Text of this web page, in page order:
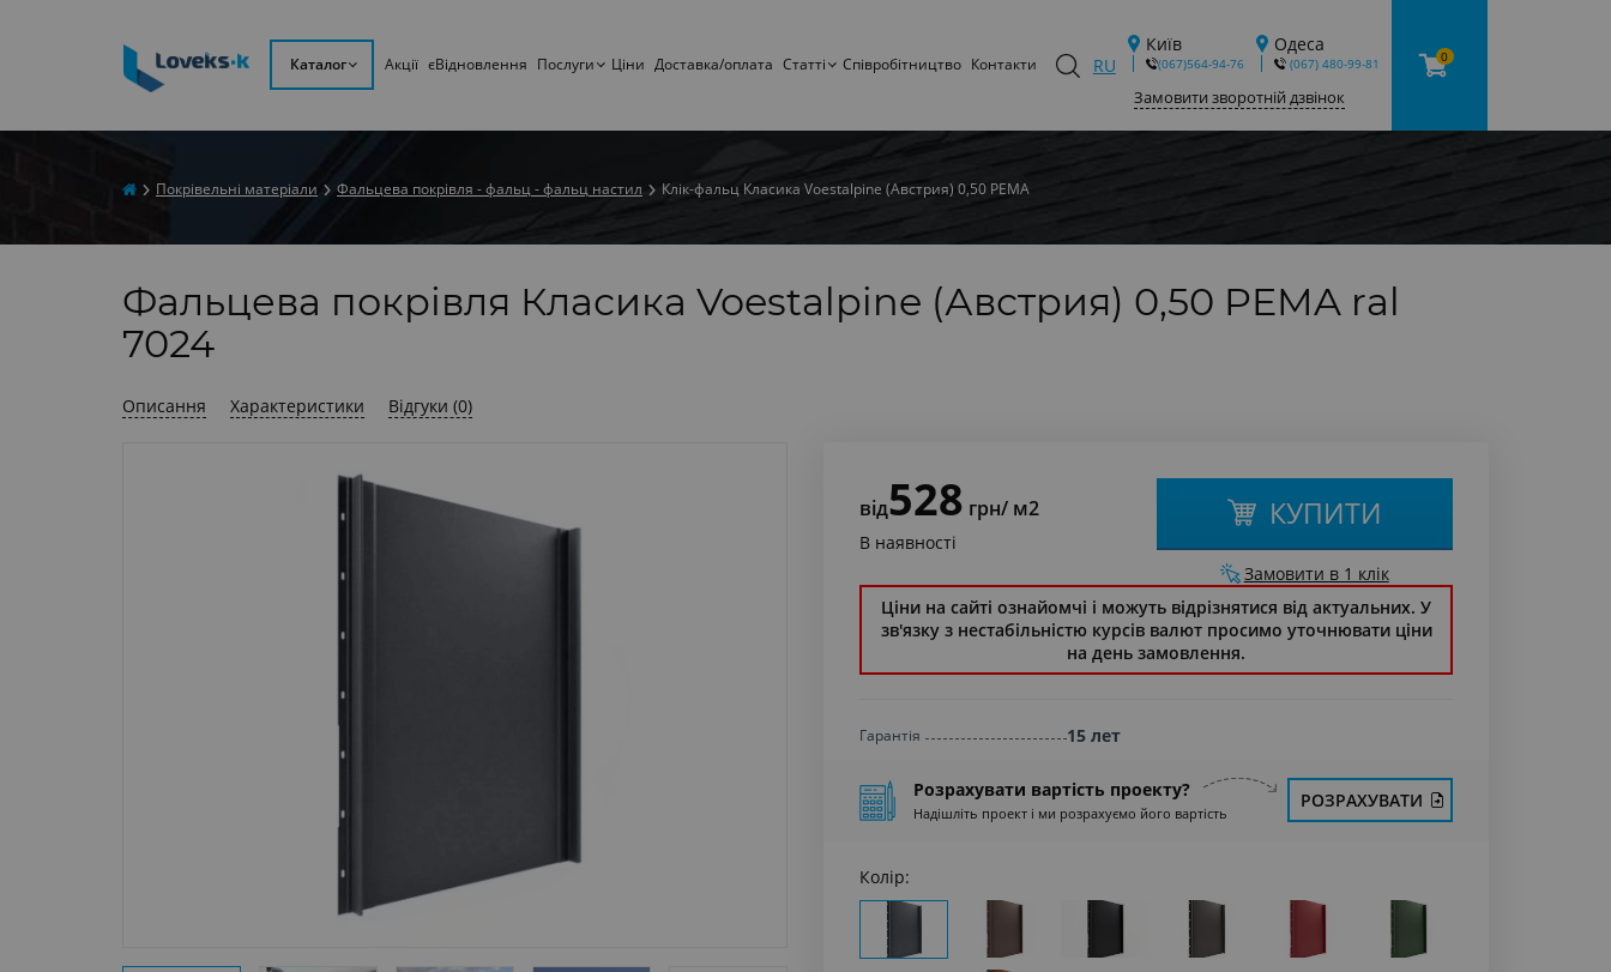
Каталог Акції єВідновлення Послуги Ціни Доставка/оплата Статтi Співробітництво Контакти RU
Київ
(067)564-94-76
Одеса
‎ (067) 480-99-81
Замовити зворотній дзвінок
0
Покрівельні матеріали Фальцева покрівля - фальц - фальц настил Клік-фальц Класика Voestalpine (Австрия) 0,50 PEMA
Фальцева покрівля Класика Voestalpine (Австрия) 0,50 PEMA ral
7024
Описання Характеристики Відгуки (0)
від528 грн/ м2
В наявності
КУПИТИ
Замовити в 1 клік
Ціни на сайті ознайомчі і можуть відрізнятися від актуальних. У
зв'язку з нестабільністю курсів валют просимо уточнювати ціни
на день замовлення.
Гарантiя 15 лет
Розрахувати вартість проекту?
Надішліть проект і ми розрахуємо його вартість
РОЗРАХУВАТИ
Колір: